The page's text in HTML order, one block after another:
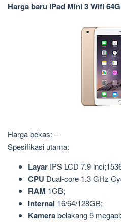
Harga baru iPad Mini 3 Wifi
Harga bekas: –
Spesifikasi utama:
Layar IPS LCD 7.9
CPU Dual-core 1.3 GHz
RAM 1GB;
Internal 16/64/128GB;
Kamerabelakang 5